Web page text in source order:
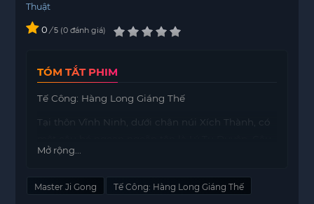
Thuật
0 / 5 0 đánh giá
TÓM TẮT PHIM
Tế Công: Hàng Long Giáng Thế
Tại thôn Vĩnh Ninh, dưới chân núi Xích Thành, có
rất yêu thương mẹ và luôn mong muốn bà nhanh
anh hùng, Lý Tu Duyên thường xuyên gặp phải
Mở rộng...
Master Ji Gong Tế Công: Hàng Long Giáng Thế